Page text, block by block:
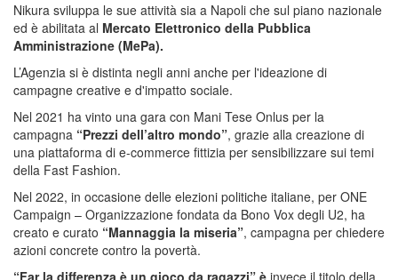
Nikura sviluppa le sue attività sia a Napoli che sul piano nazionale
ed è abilitata al Mercato Elettronico della Pubblica
Amministrazione (MePa).
L’Agenzia si è distinta negli anni anche per l'ideazione di
campagne creative e d'impatto sociale.
Nel 2021 ha vinto una gara con Mani Tese Onlus per la
campagna “Prezzi dell’altro mondo”, grazie alla creazione di
una piattaforma di e-commerce fittizia per sensibilizzare sui temi
della Fast Fashion.
Nel 2022, in occasione delle elezioni politiche italiane, per ONE
Campaign – Organizzazione fondata da Bono Vox degli U2, ha
creato e curato “Mannaggia la miseria”, campagna per chiedere
azioni concrete contro la povertà.